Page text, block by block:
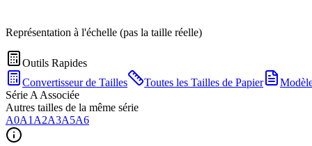
Représentation à l'échelle (pas la taille réelle)
Outils Rapides
Convertisseur de Tailles
Toutes les Tailles de Papier
Série A Associée
Autres tailles de la même série
A0A1 A2A3A5A6